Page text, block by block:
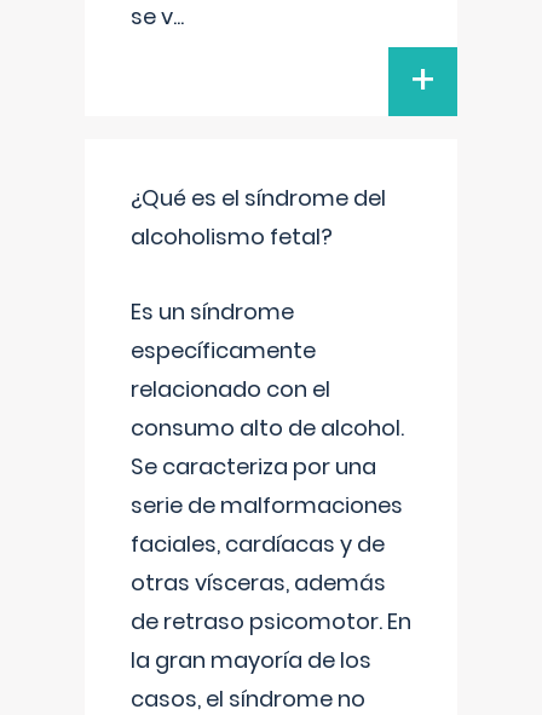
se v...
+
¿Qué es el síndrome del
alcoholismo fetal?
Es un síndrome
específicamente
relacionado con el
consumo alto de alcohol.
Se caracteriza por una
serie de malformaciones
faciales, cardíacas y de
otras vísceras, además
de retraso psicomotor. En
la gran mayoría de los
casos, el síndrome no